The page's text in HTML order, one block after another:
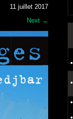
11 juillet 2017
Next →